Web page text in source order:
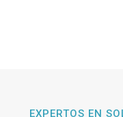
EXPERTOS EN